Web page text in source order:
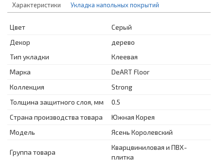
Характеристики Укладка напольных покрытий
Цвет
Серый
Декор
дерево
Тип укладки
Клеевая
Марка
DeART Floor
Коллекция
Strong
Толщина защитного слоя, мм
0.5
Страна производства товара
Южная Корея
Модель
Ясень Королевский
Группа товара
Кварцвиниловая и ПВХ-
плитка